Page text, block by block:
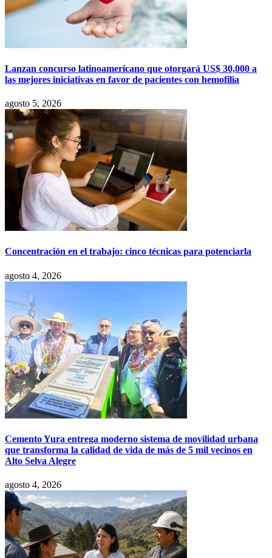
Lanzan concurso latinoamericano que otorgará US$ 30,000 a
las mejores iniciativas en favor de pacientes con hemofilia
agosto 5, 2026
Concentración en el trabajo: cinco técnicas para potenciarla
agosto 4, 2026
Cemento Yura entrega moderno sistema de movilidad urbana
que transforma la calidad de vida de más de 5 mil vecinos en
Alto Selva Alegre
agosto 4, 2026